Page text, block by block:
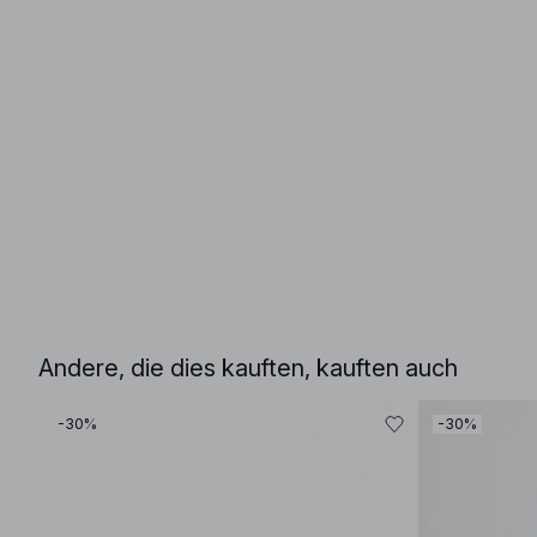
Andere, die dies kauften, kauften auch
-30% -30%